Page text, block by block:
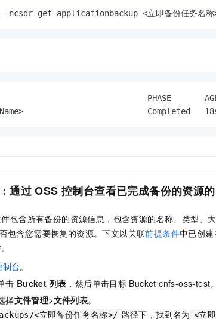
ncsdr get applicationbackup <立即备份任务名
PHASE
Completed
通过 OSS 控制台查看已完成备份的资源的
包含所有备份的资源信息，包含资源的名称、类型、
包含您需要恢复的资源。下文以关联前提条件中已创
制台。
击 Bucket 列表 ，然后单击目标 Bucket cnfs-oss-test。
择文件管理>文件列表。
<立即备份任务名称>/ 路径下，找到名为 <立